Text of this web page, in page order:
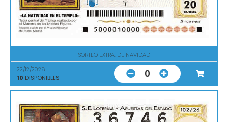
SORTEO EXTRA. DE NAVIDAD
22/12/2026
10 DISPONIBLES 0